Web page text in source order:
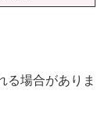
る場合がありま